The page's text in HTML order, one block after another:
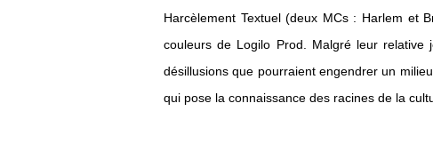
Harcèlement Textuel (deux MCs : Harlem et
couleurs de Logilo Prod. Malgré leur relative
désillusions que pourraient engendrer un
qui pose la connaissance des racines de la